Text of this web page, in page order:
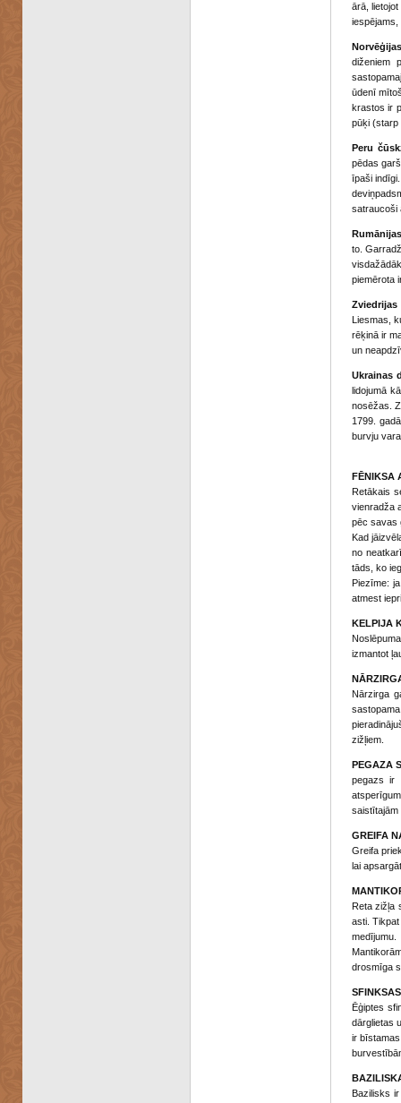
ārā,
iespējams,
diženiem
ūdenī
krastos ir
pūķi (starp
Peru
pēdas
īpaši
satraucoši
to.
piemērota
Liesmas,
rēķinā ir
un
Ukrainas
lidojumā
nosēžas.
1799.
burvju
FĒNIKSA
Retākais
vienradža
pēc savas
Kad
no
tāds, ko
Piezīme:
atmest
KELPIJA
izmantot
Nārzirga
zižļiem.
PEGAZA
pegazs ir
saistītajām
GREIFA
Greifa
lai
Reta zižļa
asti.
drosmīga
Ēģiptes
dārglietas
ir
Bazilisks